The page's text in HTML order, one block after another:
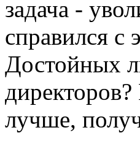
задача -
справился с
Достойных
лучше,